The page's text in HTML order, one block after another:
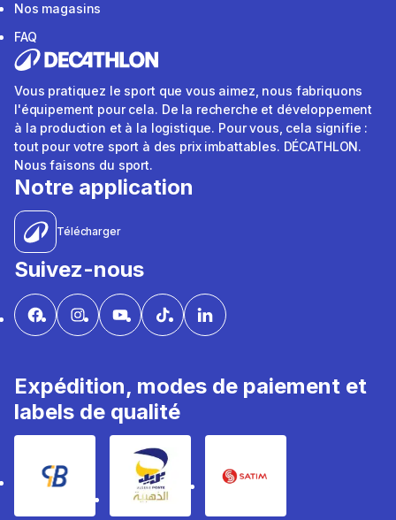
Nos magasins
FAQ
Vous pratiquez le sport que vous aimez, nous fabriquons
l'équipement pour cela. De la recherche et développement
à la production et à la logistique. Pour vous, cela signifie :
tout pour votre sport à des prix imbattables. DÉCATHLON.
Nous faisons du sport.
Notre application
Télécharger
Suivez-nous
Expédition, modes de paiement et
labels de qualité